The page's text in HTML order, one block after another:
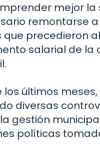
mejor la
remontarse a
que precedieron
salarial de la
los últimos
diversas
gestión
políticas